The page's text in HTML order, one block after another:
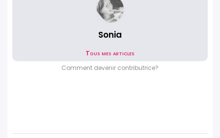
Sonia
Tous mes articles
Comment devenir contributrice?